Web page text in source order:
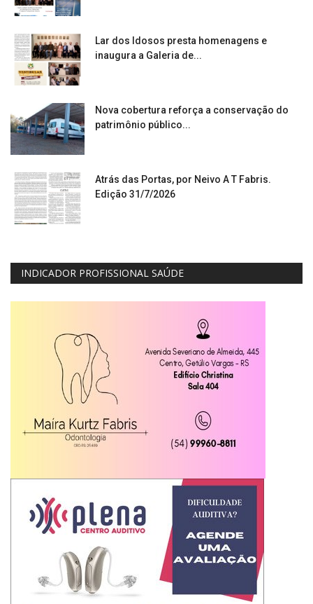
Lar dos Idosos presta homenagens e
inaugura a Galeria de...
Nova cobertura reforça a conservação do
patrimônio público...
Atrás das Portas, por Neivo A T Fabris.
Edição 31/7/2026
INDICADOR PROFISSIONAL SAÚDE